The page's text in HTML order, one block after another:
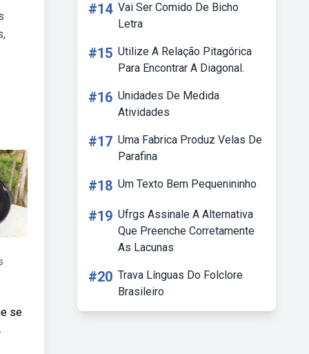
se
#14 Vai Ser Comido De Bicho
Letra
#15 Utilize A Relação Pitagórica
Para Encontrar A Diagonal.
#16 Unidades De Medida
Atividades
#17 Uma Fabrica Produz Velas De
Parafina
#18 Um Texto Bem Pequenininho
#19 Ufrgs Assinale A Alternativa
Que Preenche Corretamente
As Lacunas
#20 Trava Línguas Do Folclore
Brasileiro